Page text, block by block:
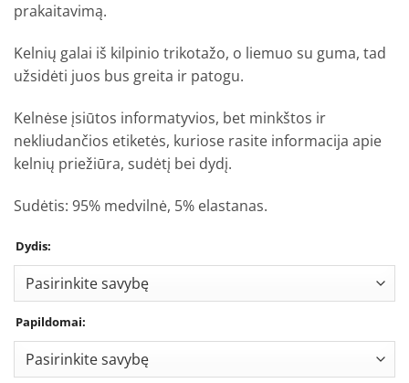
prakaitavimą.
Kelnių galai iš kilpinio trikotažo, o liemuo su guma, tad
užsidėti juos bus greita ir patogu.
Kelnėse įsiūtos informatyvios, bet minkštos ir
nekliudančios etiketės, kuriose rasite informacija apie
kelnių priežiūra, sudėtį bei dydį.
Sudėtis: 95% medvilnė, 5% elastanas.
Dydis:
Papildomai: